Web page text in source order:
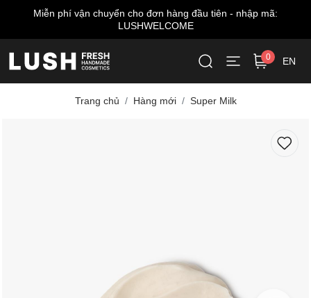
Miễn phí vận chuyển cho đơn hàng đầu tiên - nhập mã:
LUSHWELCOME
0 EN
Trang chủ Hàng mới Super Milk